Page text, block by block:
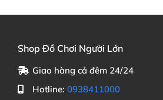
Shop Đồ Chơi Người Lớn
Giao hàng cả đêm 24/24
Hotline: 0938411000